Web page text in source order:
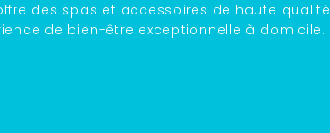
des spas et accessoires de haute qualité
de bien-être exceptionnelle à domicile.